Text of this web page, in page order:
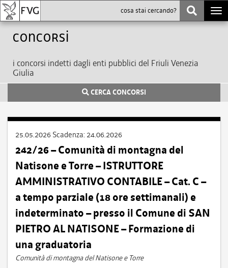
Concorsi
i concorsi indetti dagli enti pubblici del Friuli Venezia
Giulia
CERCA CONCORSI
25.05.2026 Scadenza: 24.06.2026
242/26 – Comunità di montagna del
Natisone e Torre – ISTRUTTORE
AMMINISTRATIVO CONTABILE – Cat. C –
a tempo parziale (18 ore settimanali) e
indeterminato – presso il Comune di SAN
PIETRO AL NATISONE – Formazione di
una graduatoria
Comunità di montagna del Natisone e Torre